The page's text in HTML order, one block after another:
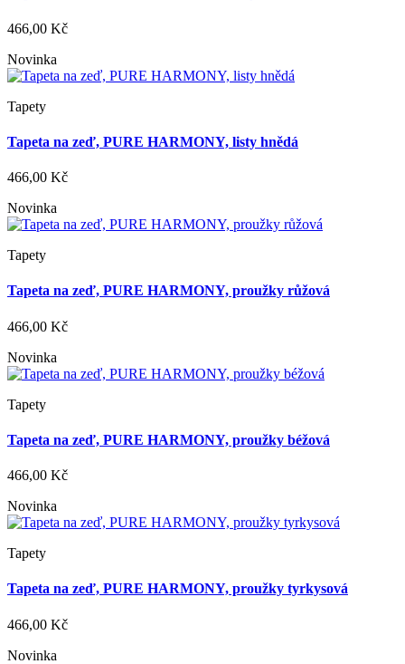
466,00 Kč
Novinka
Tapety
Tapeta na zeď, PURE HARMONY, listy hnědá
466,00 Kč
Novinka
Tapety
Tapeta na zeď, PURE HARMONY, proužky růžová
466,00 Kč
Novinka
Tapety
Tapeta na zeď, PURE HARMONY, proužky béžová
466,00 Kč
Novinka
Tapety
Tapeta na zeď, PURE HARMONY, proužky tyrkysová
466,00 Kč
Novinka